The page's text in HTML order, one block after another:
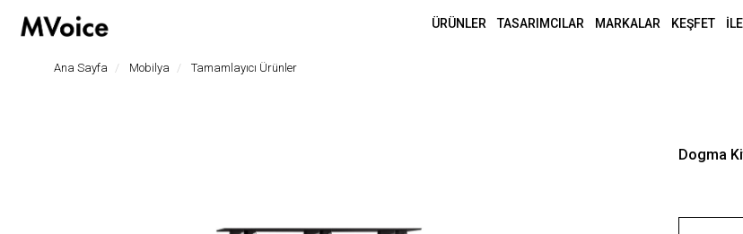
ÜRÜNLER TASARIMCILAR MARKALAR KEŞFET
Ana Sayfa Mobilya Tamamlayıcı Ürünler
Dogma